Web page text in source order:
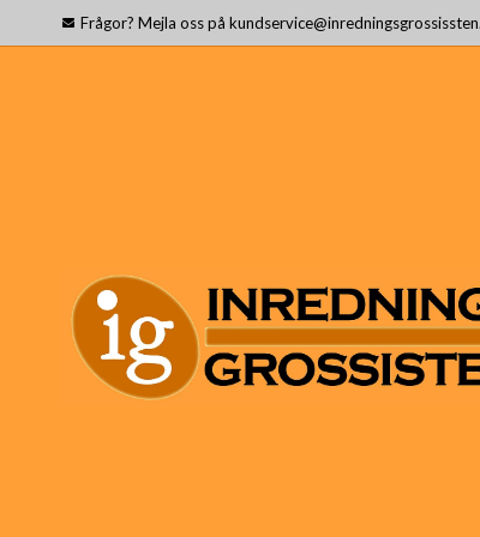
Frågor? Mejla oss på